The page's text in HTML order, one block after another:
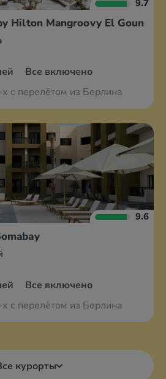
9.7
Hilton Mangroovy El Gouna
Все включено
с перелётом из Берлина
9.6
Все включено
с перелётом из Берлина
курорты